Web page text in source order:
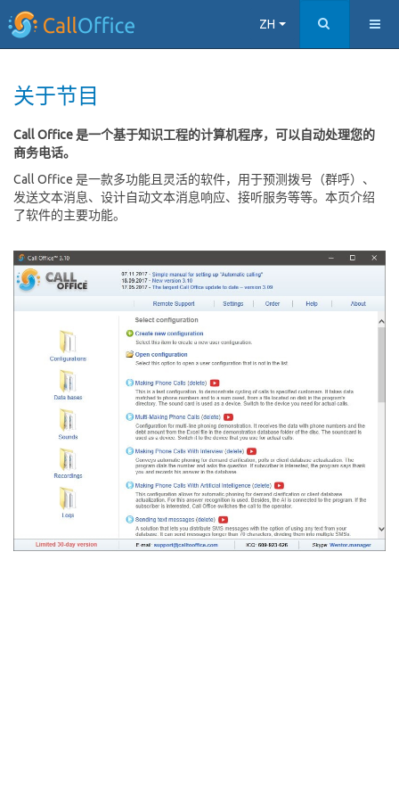
ZH
关于节目
Call Office 是一个基于知识工程的计算机程序，可以自动处理您的
商务电话。
Call Office 是一款多功能且灵活的软件，用于预测拨号（群呼）、
发送文本消息、设计自动文本消息响应、接听服务等等。本页介绍
了软件的主要功能。